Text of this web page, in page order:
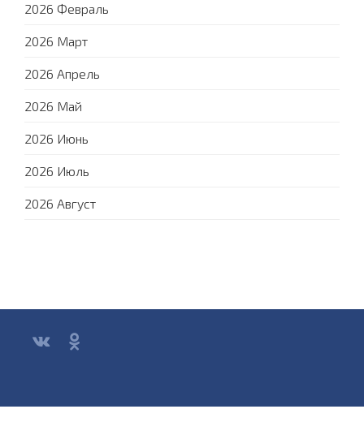
2026 Февраль
2026 Март
2026 Апрель
2026 Май
2026 Июнь
2026 Июль
2026 Август